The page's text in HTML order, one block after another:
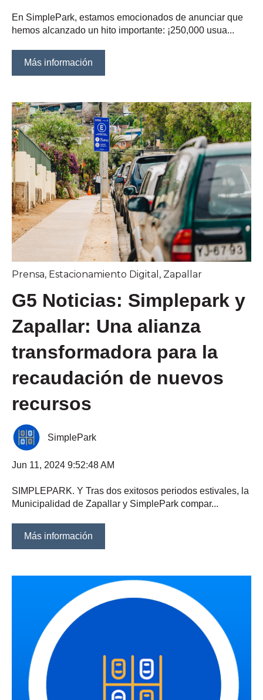
En SimplePark, estamos emocionados de anunciar que
hemos alcanzado un hito importante: ¡250,000 usua...
Más información
Prensa, Estacionamiento Digital , Zapallar
G5 Noticias: Simplepark y
Zapallar: Una alianza
transformadora para la
recaudación de nuevos
recursos
SimplePark
Jun 11, 2024 9:52:48 AM
SIMPLEPARK. Y Tras dos exitosos periodos estivales, la
Municipalidad de Zapallar y SimplePark compar...
Más información